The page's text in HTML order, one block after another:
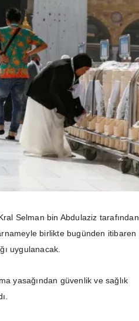
Selman bin Abdulaziz tarafından
birlikte bugünden itibaren
uygulanacak.
yasağından güvenlik ve sağlık